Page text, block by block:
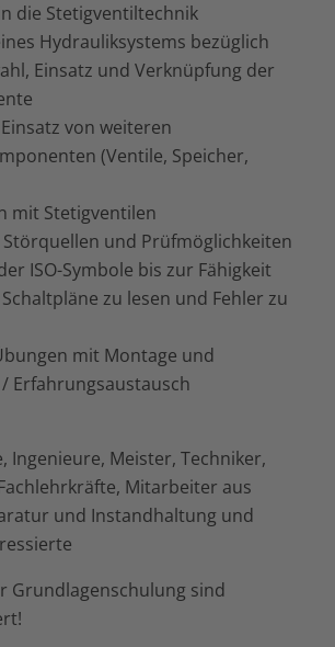
die Stetigventiltechnik
Hydrauliksystems bezüglich
Einsatz und Verknüpfung der
von weiteren
(Ventile, Speicher,
mit Stetigventilen
Störquellen und Prüfmöglichkeiten
ISO-Symbole bis zur Fähigkeit
zu lesen und Fehler zu
mit Montage und
Erfahrungsaustausch
Ingenieure, Meister, Techniker,
Mitarbeiter aus
und Instandhaltung und
Grundlagenschulung sind